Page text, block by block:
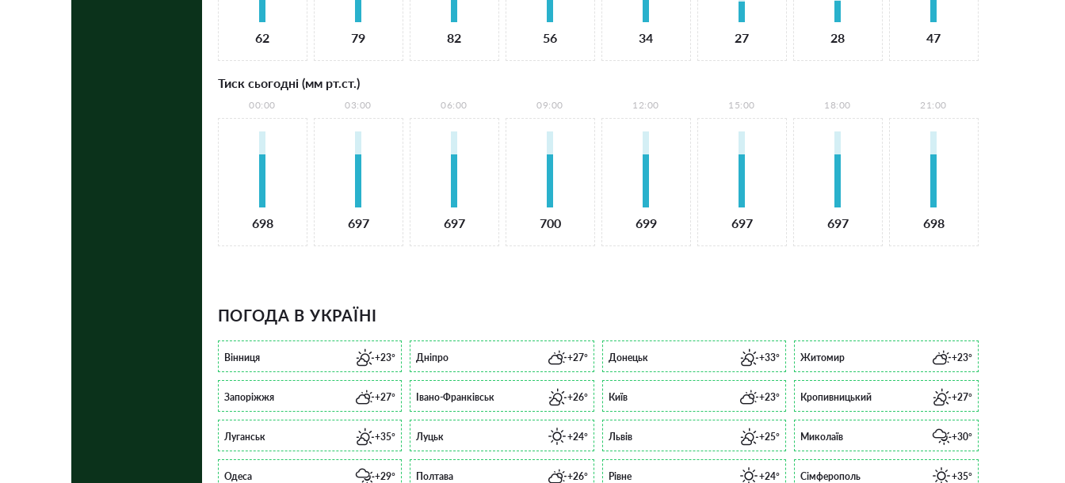
62 79 82 56 34 27 28 47
Тиск сьогодні (мм рт.ст.)
00:00
698
03:00
697
06:00
697
09:00
700
12:00
699
15:00
697
18:00
697
21:00
698
ПОГОДА В УКРАЇНІ
Вінниця +23° Дніпро +27° Донецьк +33° Житомир +23°
Запоріжжя +27° Івано-Франківськ +26° Київ +23° Кропивницький +27°
Луганськ +35° Луцьк +24° Львів +25° Миколаїв +30°
Одеса +29° Полтава +26° Рівне +24° Сімферополь +35°